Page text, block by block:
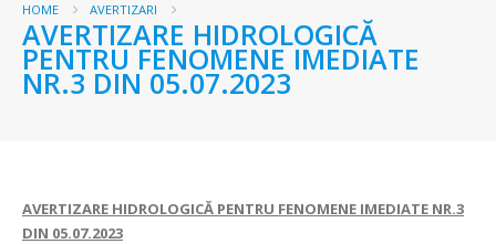
HOME AVERTIZARI
AVERTIZARE HIDROLOGICĂ
PENTRU FENOMENE IMEDIATE
NR.3 DIN 05.07.2023
AVERTIZARE HIDROLOGICĂ PENTRU FENOMENE IMEDIATE NR.3
DIN 05.07.2023